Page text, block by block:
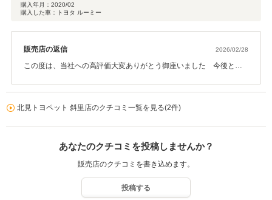
購入年月： 2020/02
購入した車：トヨタ ルーミー
販売店の返信 2026/02/28
この度は、当社への高評価大変ありがとう御座いました 今後とも
北見トヨペット 斜里店のクチコミ一覧を見る(2件)
あなたのクチコミを投稿しませんか？
販売店のクチコミを書き込めます。
投稿する